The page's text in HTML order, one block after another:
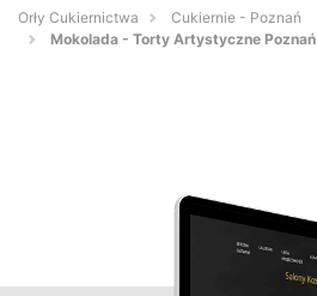
Orły Cukiernictwa
Cukiernie - Poznań
Mokolada - Torty Artystyczne Poznań